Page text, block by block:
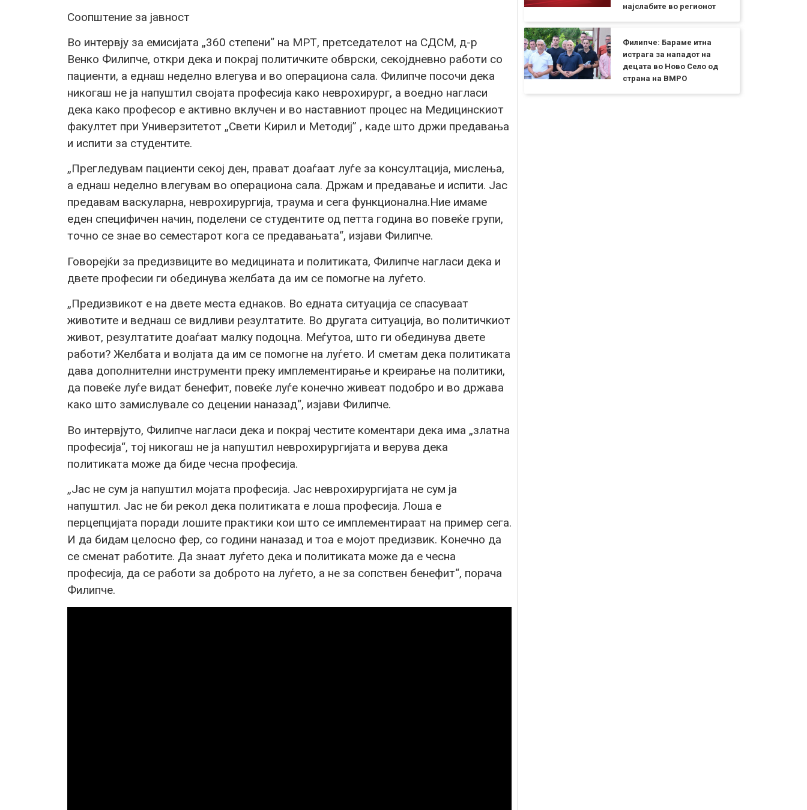
Соопштение за јавност
Во интервју за емисијата „360 степени“ на МРТ, претседателот на СДСМ, д-р
Венко Филипче, откри дека и покрај политичките обврски, секојдневно работи со
пациенти, а еднаш неделно влегува и во операциона сала. Филипче посочи дека
никогаш не ја напуштил својата професија како неврохирург, а воедно нагласи
дека како професор е активно вклучен и во наставниот процес на Медицинскиот
факултет при Универзитетот „Свети Кирил и Методиј” , каде што држи предавања
и испити за студентите.
„Прегледувам пациенти секој ден, прават доаѓаат луѓе за консултација, мислења,
а еднаш неделно влегувам во операциона сала. Држам и предавање и испити. Јас
предавам васкуларна, неврохирургија, траума и сега функционална.Ние имаме
еден специфичен начин, поделени се студентите од петта година во повеќе групи,
точно се знае во семестарот кога се предавањата“, изјави Филипче.
Говорејќи за предизвиците во медицината и политиката, Филипче нагласи дека и
двете професии ги обединува желбата да им се помогне на луѓето.
„Предизвикот е на двете места еднаков. Во едната ситуација се спасуваат
животите и веднаш се видливи резултатите. Во другата ситуација, во политичкиот
живот, резултатите доаѓаат малку подоцна. Меѓутоа, што ги обединува двете
работи? Желбата и волјата да им се помогне на луѓето. И сметам дека политиката
дава дополнителни инструменти преку имплементирање и креирање на политики,
да повеќе луѓе видат бенефит, повеќе луѓе конечно живеат подобро и во држава
како што замислувале со децении наназад“, изјави Филипче.
Во интервјуто, Филипче нагласи дека и покрај честите коментари дека има „златна
професија“, тој никогаш не ја напуштил неврохирургијата и верува дека
политиката може да биде чесна професија.
„Јас не сум ја напуштил мојата професија. Јас неврохирургијата не сум ја
напуштил. Јас не би рекол дека политиката е лоша професија. Лоша е
перцепцијата поради лошите практики кои што се имплементираат на пример сега.
И да бидам целосно фер, со години наназад и тоа е мојот предизвик. Конечно да
се сменат работите. Да знаат луѓето дека и политиката може да е чесна
професија, да се работи за доброто на луѓето, а не за сопствен бенефит“, порача
Филипче.
најслабите во регионот
Филипче: Бараме итна
истрага за нападот на
децата во Ново Село од
страна на ВМРО